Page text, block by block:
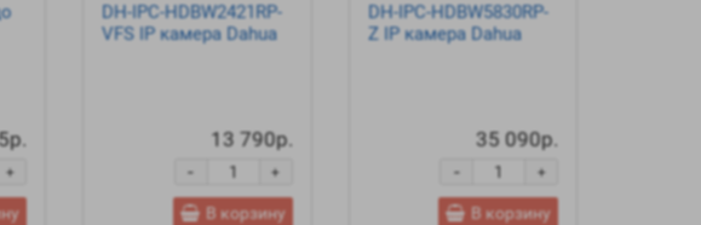
+
DH-IPC-HDBW2421RP-
VFS IP камера Dahua
13 790р.
+
-
В корзину
DH-IPC-HDBW5830RP-
Z IP камера Dahua
35 090р.
+
-
В корзину